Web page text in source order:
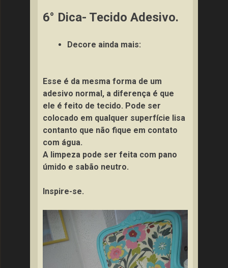
6° Dica- Tecido Adesivo.
Decore ainda mais:
Esse é da mesma forma de um
adesivo normal, a diferença é que
ele é feito de tecido. Pode ser
colocado em qualquer superfície lisa
contanto que não fique em contato
com água.
A limpeza pode ser feita com pano
úmido e sabão neutro.
Inspire-se.